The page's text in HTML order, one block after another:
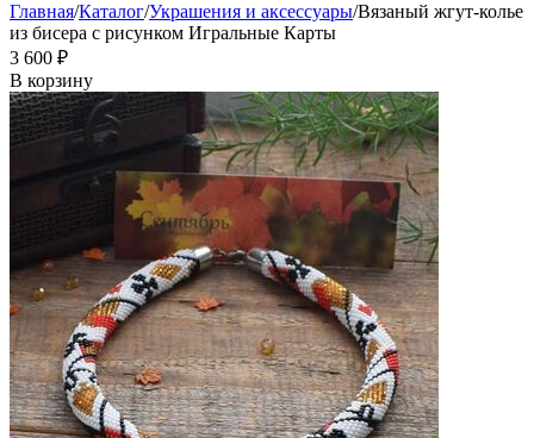
Главная/Каталог/Украшения и аксессуары/Вязаный жгут-колье
из бисера с рисунком Игральные Карты
3 600 ₽
В корзину